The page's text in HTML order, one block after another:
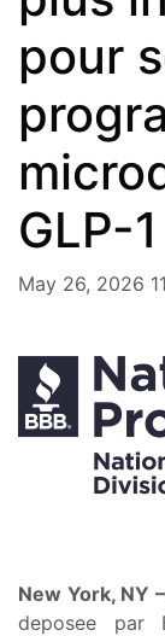
pour
GLP-1
May 26, 2026
New York, NY
deposee par